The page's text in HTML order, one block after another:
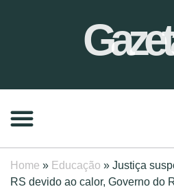
Home » Educação » Justiça
RS devido ao calor, Governo do